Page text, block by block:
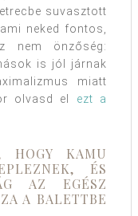
suvasztott
neked fontos,
nem önzőség:
is jól járnak
miatt
olvasd el ezt a
HOGY KAMU
ÉS
AZ EGÉSZ
A BALETTBE